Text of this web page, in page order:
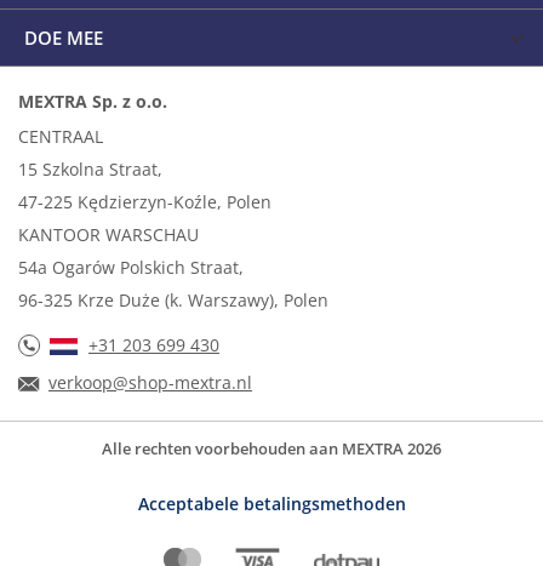
DOE MEE
MEXTRA Sp. z o.o.
CENTRAAL
15 Szkolna Straat,
47-225 Kędzierzyn-Koźle, Polen
KANTOOR WARSCHAU
54a Ogarów Polskich Straat,
96-325 Krze Duże (k. Warszawy), Polen
+31 203 699 430
verkoop@shop-mextra.nl
Alle rechten voorbehouden aan MEXTRA 2026
Acceptabele betalingsmethoden